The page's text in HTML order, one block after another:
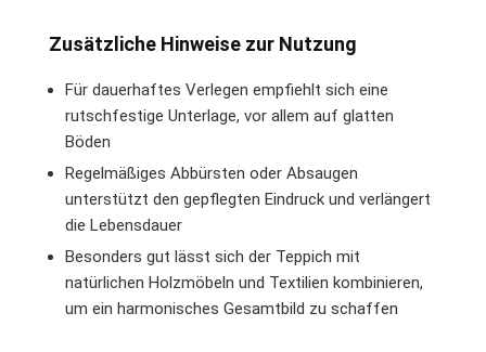
Zusätzliche Hinweise zur Nutzung
Für dauerhaftes Verlegen empfiehlt sich eine
rutschfestige Unterlage, vor allem auf glatten
Böden
Regelmäßiges Abbürsten oder Absaugen
unterstützt den gepflegten Eindruck und verlängert
die Lebensdauer
Besonders gut lässt sich der Teppich mit
natürlichen Holzmöbeln und Textilien kombinieren,
um ein harmonisches Gesamtbild zu schaffen